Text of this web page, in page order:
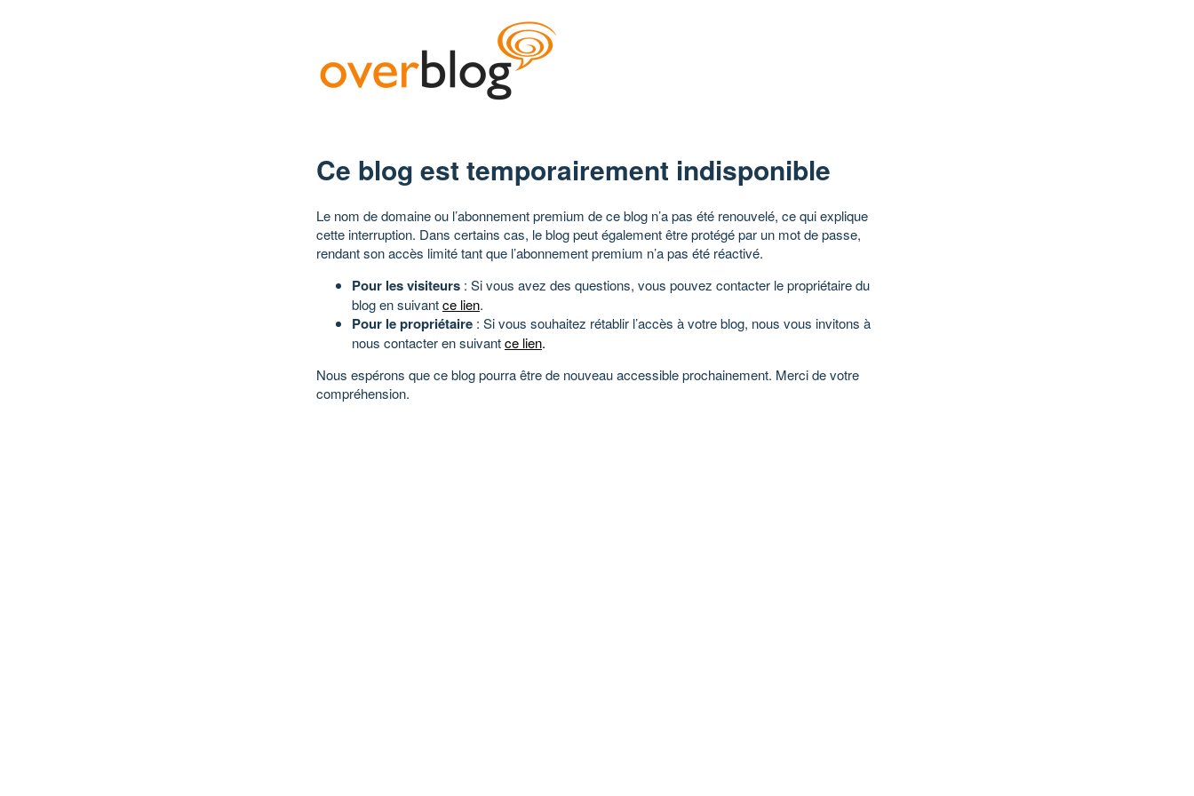
Ce blog est temporairement indisponible
Le nom de domaine ou l’abonnement premium de ce blog n’a pas été renouvelé, ce qui explique
cette interruption. Dans certains cas, le blog peut également être protégé par un mot de passe,
rendant son accès limité tant que l’abonnement premium n’a pas été réactivé.
Pour les visiteurs : Si vous avez des questions, vous pouvez contacter le propriétaire du
blog en suivantce lien.
Pour le propriétaire : Si vous souhaitez rétablir l’accès à votre blog, nous vous invitons à
nous contacter en suivantce lien.
Nous espérons que ce blog pourra être de nouveau accessible prochainement. Merci de votre
compréhension.